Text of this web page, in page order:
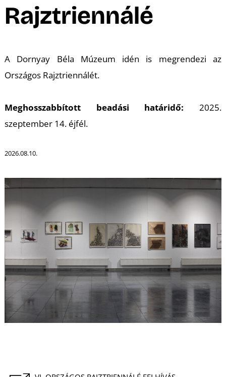
Rajztriennálé
A Dornyay Béla Múzeum idén is megrendezi az
Országos Rajztriennálét.
Meghosszabbított beadási határidő:2025.
szeptember 14. éjfél.
2026.08.10.